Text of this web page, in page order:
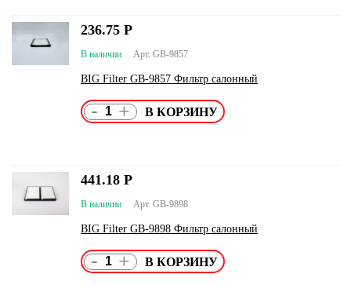
Арт. GB-9857
В наличии
BIG Filter GB-9857 Фильтр салонный
236.75 Р
- +
Арт. GB-9898
В наличии
BIG Filter GB-9898 Фильтр салонный
441.18 Р
- +